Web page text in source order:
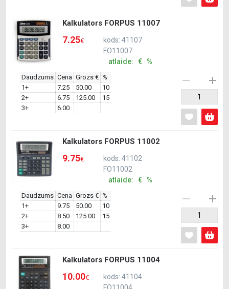
Kalkulators FORPUS 11007
7.25€
kods: 41107
FO11007
atlaide: € %
Daudzums Cena Grozs € %
1+
7.25 50.00
10
2+
6.75 125.00
15
3+
6.00
Kalkulators FORPUS 11002
9.75€
kods: 41102
FO11002
atlaide: € %
Daudzums Cena Grozs € %
1+
9.75 50.00
10
2+
8.50 125.00
15
3+
8.00
Kalkulators FORPUS 11004
10.00€
kods: 41104